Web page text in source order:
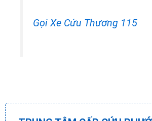
Gọi Xe Cứu Thương 115